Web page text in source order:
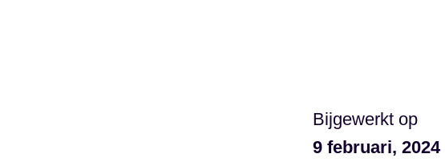
Bijgewerkt op
9 februari, 2024